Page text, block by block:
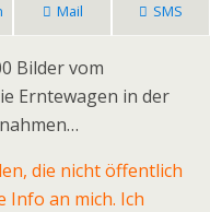
Mail SMS
Bilder vom
Erntewagen in der
die nicht öffentlich
Info an mich. Ich